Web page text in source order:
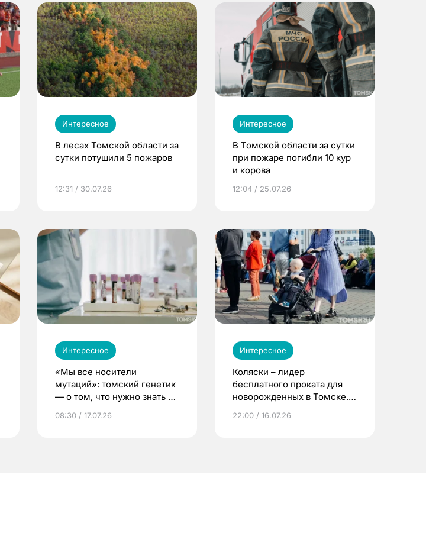
Интересное
В лесах Томской области за
сутки потушили 5 пожаров
12:31 / 30.07.26
Интересное
В Томской области за сутки
при пожаре погибли 10 кур
и корова
12:04 / 25.07.26
Интересное
«Мы все носители
мутаций»: томский генетик
— о том, что нужно знать до
08:30 / 17.07.26
Интересное
Коляски – лидер
бесплатного проката для
новорожденных в Томске.
22:00 / 16.07.26